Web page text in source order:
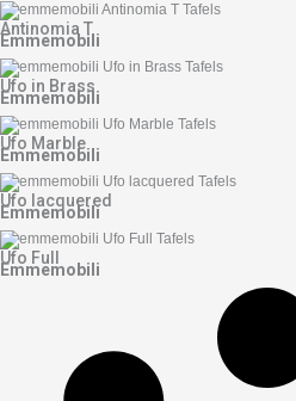
Antinomia T
Emmemobili
Ufo in Brass
Emmemobili
Ufo Marble
Emmemobili
Ufo lacquered
Emmemobili
Ufo Full
Emmemobili